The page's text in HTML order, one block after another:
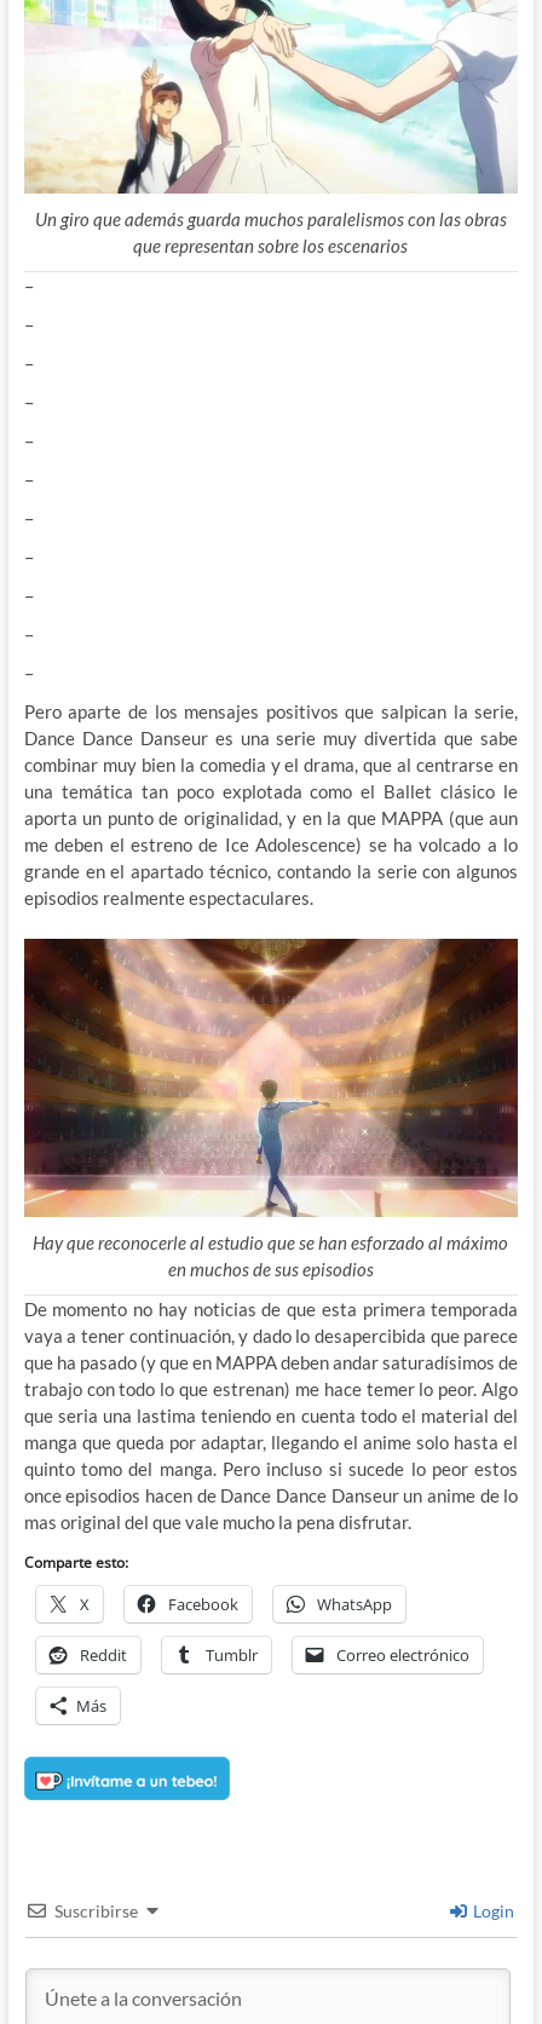
Un giro que además guarda muchos paralelismos con las obras
que representan sobre los escenarios
–
–
–
–
–
–
–
–
–
–
–
Pero aparte de los mensajes positivos que salpican la serie,
Dance Dance Danseur es una serie muy divertida que sabe
combinar muy bien la comedia y el drama, que al centrarse en
una temática tan poco explotada como el Ballet clásico le
aporta un punto de originalidad, y en la que MAPPA (que aun
me deben el estreno de Ice Adolescence) se ha volcado a lo
grande en el apartado técnico, contando la serie con algunos
episodios realmente espectaculares.
Hay que reconocerle al estudio que se han esforzado al máximo
en muchos de sus episodios
De momento no hay noticias de que esta primera temporada
vaya a tener continuación, y dado lo desapercibida que parece
que ha pasado (y que en MAPPA deben andar saturadísimos de
trabajo con todo lo que estrenan) me hace temer lo peor. Algo
que seria una lastima teniendo en cuenta todo el material del
manga que queda por adaptar, llegando el anime solo hasta el
quinto tomo del manga. Pero incluso si sucede lo peor estos
once episodios hacen de Dance Dance Danseur un anime de lo
mas original del que vale mucho la pena disfrutar.
Comparte esto:
X Facebook WhatsApp
Reddit Tumblr Correo electrónico
Más
Suscribirse Login